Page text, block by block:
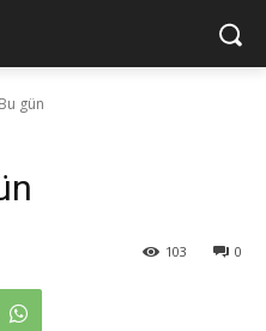
gün
0
103